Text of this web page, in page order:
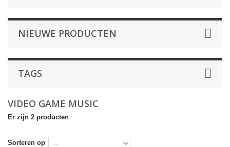
NIEUWE PRODUCTEN
TAGS
VIDEO GAME MUSIC
Er zijn 2 producten
Sorteren op